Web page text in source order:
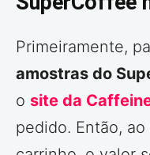
Primeiramente,
amostras do
o site da
pedido. Então,